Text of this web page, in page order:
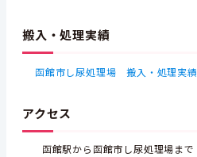
搬入・処理実績
函館市し尿処理場 搬入・処理実績
アクセス
函館駅から函館市し尿処理場まで